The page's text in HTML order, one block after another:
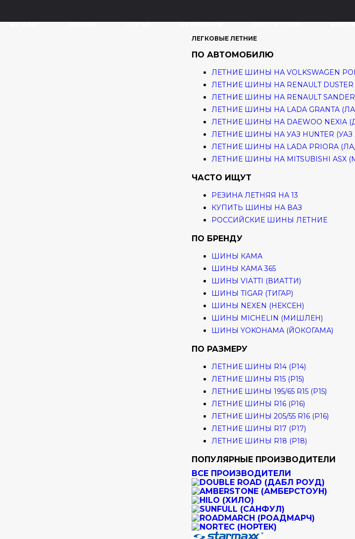
ЛЕГКОВЫЕ ЛЕТНИЕ
ПО АВТОМОБИЛЮ
ЛЕТНИЕ ШИНЫ НА VOLKSWAGEN
ЛЕТНИЕ ШИНЫ НА RENAULT
ЛЕТНИЕ ШИНЫ НА RENAULT
ЛЕТНИЕ ШИНЫ НА LADA GRANTA
ЛЕТНИЕ ШИНЫ НА DAEWOO NEXIA
ЛЕТНИЕ ШИНЫ НА УАЗ HUNTER (УАЗ
ЛЕТНИЕ ШИНЫ НА LADA PRIORA
ЛЕТНИЕ ШИНЫ НА MITSUBISHI ASX
ЧАСТО ИЩУТ
РЕЗИНА ЛЕТНЯЯ НА 13
КУПИТЬ ШИНЫ НА ВАЗ
РОССИЙСКИЕ ШИНЫ ЛЕТНИЕ
ПО БРЕНДУ
ШИНЫ КАМА
ШИНЫ КАМА 365
ШИНЫ VIATTI (ВИАТТИ)
ШИНЫ TIGAR (ТИГАР)
ШИНЫ NEXEN (НЕКСЕН)
ШИНЫ MICHELIN (МИШЛЕН)
ШИНЫ YOKOHAMA (ЙОКОГАМА)
ПО РАЗМЕРУ
ЛЕТНИЕ ШИНЫ R14 (Р14)
ЛЕТНИЕ ШИНЫ R15 (Р15)
ЛЕТНИЕ ШИНЫ 195/65 R15 (Р15)
ЛЕТНИЕ ШИНЫ R16 (Р16)
ЛЕТНИЕ ШИНЫ 205/55 R16 (Р16)
ЛЕТНИЕ ШИНЫ R17 (Р17)
ЛЕТНИЕ ШИНЫ R18 (Р18)
ПОПУЛЯРНЫЕ ПРОИЗВОДИТЕЛИ
ВСЕ ПРОИЗВОДИТЕЛИ